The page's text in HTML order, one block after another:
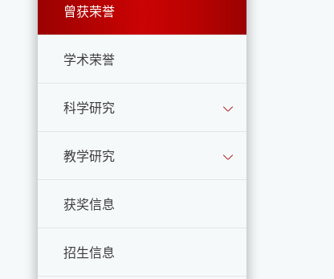
曾获荣誉
学术荣誉
科学研究
教学研究
获奖信息
招生信息